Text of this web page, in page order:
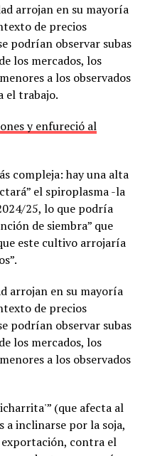
arrojan en su mayoría
de precios
podrían observar subas
los mercados, los
a los observados
el trabajo.
y enfureció al
compleja: hay una alta
el spiroplasma -la
25, lo que podría
de siembra” que
este cultivo arrojaría
arrojan en su mayoría
de precios
podrían observar subas
los mercados, los
a los observados
(que afecta al
inclinarse por la soja,
exportación, contra el